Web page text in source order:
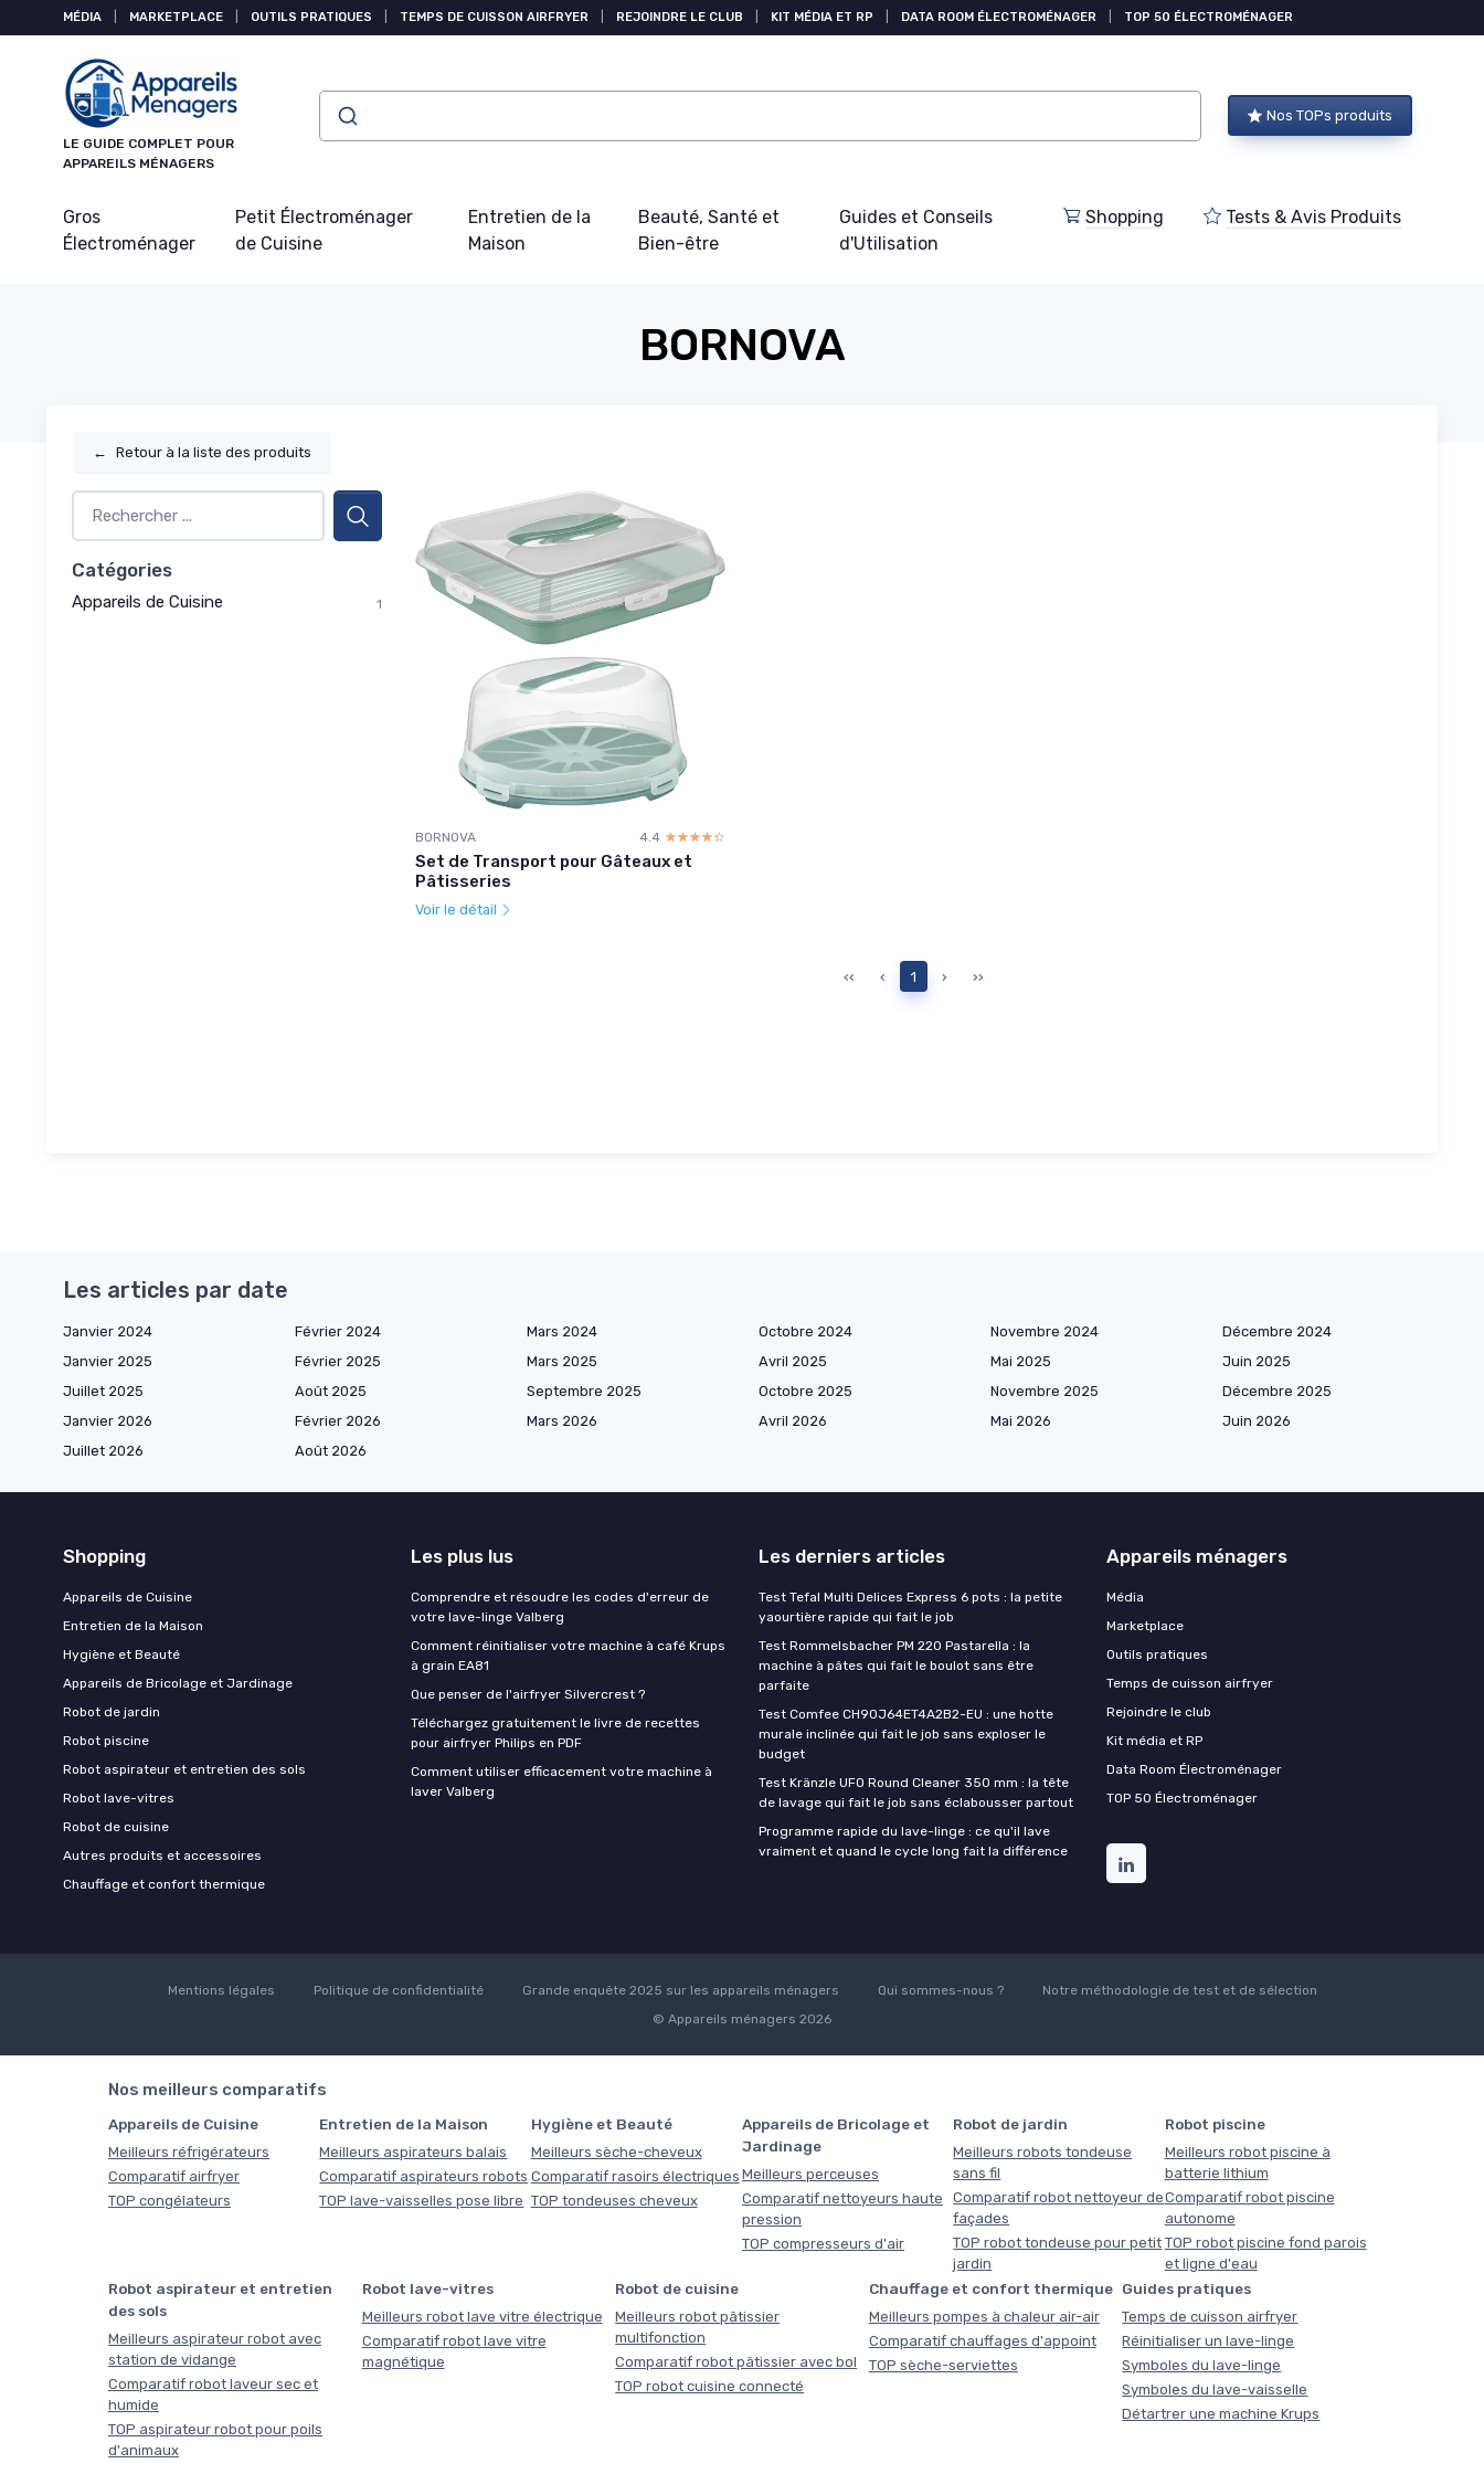
MÉDIA MARKETPLACE OUTILS PRATIQUES TEMPS DE CUISSON AIRFRYER REJOINDRE LE CLUB KIT MÉDIA ET RP DATA ROOM ÉLECTROMÉNAGER TOP 50 ÉLECTROMÉNAGER
LE GUIDE COMPLET POUR
APPAREILS MÉNAGERS
Nos TOPs produits
Gros
Électroménager
Petit Électroménager
de Cuisine
Entretien de la
Maison
Beauté, Santé et
Bien-être
Guides et Conseils
d'Utilisation
Shopping Tests & Avis Produits
BORNOVA
← Retour à la liste des produits
Catégories
Appareils de Cuisine 1
BORNOVA 4.4 ☆☆☆☆☆
★★★★★
Set de Transport pour Gâteaux et
Pâtisseries
Voir le détail
‹‹ ‹ 1 › ››
Les articles par date
Janvier 2024 Février 2024 Mars 2024 Octobre 2024 Novembre 2024
Décembre 2024
Janvier 2025
Février 2025 Mars 2025 Avril 2025 Mai 2025
Juin 2025
Juillet 2025
Août 2025 Septembre 2025 Octobre 2025 Novembre 2025
Décembre 2025
Janvier 2026
Février 2026 Mars 2026 Avril 2026 Mai 2026
Juin 2026
Juillet 2026
Août 2026
Shopping
Appareils de Cuisine
Entretien de la Maison
Hygiène et Beauté
Appareils de Bricolage et Jardinage
Robot de jardin
Robot piscine
Robot aspirateur et entretien des sols
Robot lave-vitres
Robot de cuisine
Autres produits et accessoires
Chauffage et confort thermique
Les plus lus
Comprendre et résoudre les codes d'erreur de
votre lave-linge Valberg
Comment réinitialiser votre machine à café Krups
à grain EA81
Que penser de l'airfryer Silvercrest ?
Téléchargez gratuitement le livre de recettes
pour airfryer Philips en PDF
Comment utiliser efficacement votre machine à
laver Valberg
Les derniers articles
Test Tefal Multi Delices Express 6 pots : la petite
yaourtière rapide qui fait le job
Test Rommelsbacher PM 220 Pastarella : la
machine à pâtes qui fait le boulot sans être
parfaite
Test Comfee CH90J64ET4A2B2-EU : une hotte
murale inclinée qui fait le job sans exploser le
budget
Test Kränzle UFO Round Cleaner 350 mm : la tête
de lavage qui fait le job sans éclabousser partout
Programme rapide du lave-linge : ce qu'il lave
vraiment et quand le cycle long fait la différence
Appareils ménagers
Média
Marketplace
Outils pratiques
Temps de cuisson airfryer
Rejoindre le club
Kit média et RP
Data Room Électroménager
TOP 50 Électroménager
Mentions légales Politique de confidentialité Grande enquête 2025 sur les appareils ménagers Qui sommes-nous ?
Notre méthodologie de test et de sélection
© Appareils ménagers 2026
Nos meilleurs comparatifs
Appareils de Cuisine
Meilleurs réfrigérateurs
Comparatif airfryer
TOP congélateurs
Entretien de la Maison
Meilleurs aspirateurs balais
Comparatif aspirateurs robots
TOP lave-vaisselles pose libre
Hygiène et Beauté
Meilleurs sèche-cheveux
Comparatif rasoirs électriques
TOP tondeuses cheveux
Appareils de Bricolage et
Jardinage
Meilleurs perceuses
Comparatif nettoyeurs haute
pression
TOP compresseurs d'air
Robot de jardin
Meilleurs robots tondeuse
sans fil
Comparatif robot nettoyeur de
façades
TOP robot tondeuse pour petit
jardin
Robot piscine
Meilleurs robot piscine à
batterie lithium
Comparatif robot piscine
autonome
TOP robot piscine fond parois
et ligne d'eau
Robot aspirateur et entretien
des sols
Meilleurs aspirateur robot avec
station de vidange
Comparatif robot laveur sec et
humide
TOP aspirateur robot pour poils
d'animaux
Robot lave-vitres
Meilleurs robot lave vitre électrique
Comparatif robot lave vitre
magnétique
Robot de cuisine
Meilleurs robot pâtissier
multifonction
Comparatif robot pâtissier avec bol
TOP robot cuisine connecté
Chauffage et confort thermique
Meilleurs pompes à chaleur air-air
Comparatif chauffages d'appoint
TOP sèche-serviettes
Guides pratiques
Temps de cuisson airfryer
Réinitialiser un lave-linge
Symboles du lave-linge
Symboles du lave-vaisselle
Détartrer une machine Krups
Panneau de gestion des cookies